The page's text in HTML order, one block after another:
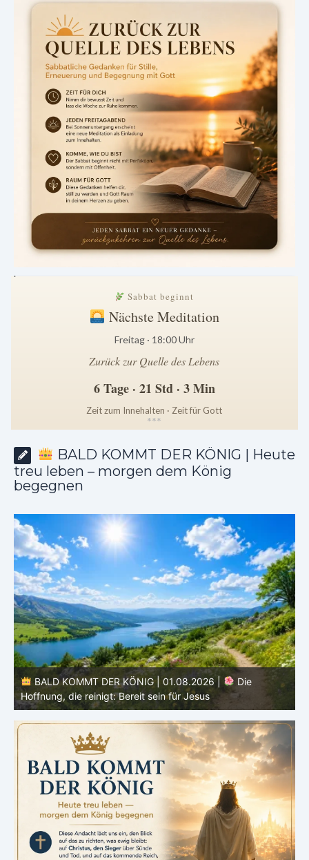
.
Sabbat beginnt
Nächste Meditation
Freitag · 18:00 Uhr
Zurück zur Quelle des Lebens
6 Tage · 21 Std · 3 Min
Zeit zum Innehalten · Zeit für Gott
***
BALD KOMMT DER KÖNIG | Heute
treu leben – morgen dem König
begegnen
BALD KOMMT DER KÖNIG | 01.08.2026 | Einführung in
den Monat |
August – Heiligung und Charakterbildung